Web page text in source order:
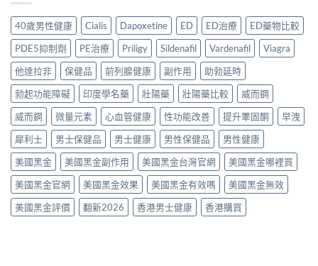
貨
購
買
指
南〉
中
南〉
中
噴
霧
購
買
指
南〉
中
比
較
2026：
口
服
藥、
噴
劑、
效
點
樣
揀？〉
中
裝
香
港
購
買
指
南
2026：
Cialis
20mg
貨
價
格、
真
假
辨
40歲男性健康 Cialis Dapoxetine ED ED治療
ED藥物比較
PDE5抑制劑
PE治療 Priligy Sildenafil Vardenafil
Viagra
他達拉非
保健品 前列腺健康 副作用
助勃延時
勃起功能障礙
印度學名藥 壯陽藥 壯陽藥比較
威而鋼
威而鋼
微量元素 心血管健康 性功能改善 提升睪固酮
早洩
犀利士
男士保健品 男士健康 男性保健品
男性健康
美國黑金
美國黑金副作用 美國黑金台灣官網
美國黑金哪裡買
美國黑金官網
美國黑金效果 美國黑金有效嗎
美國黑金無效
美國黑金評價
翻新2026 香港男士健康 香港購買